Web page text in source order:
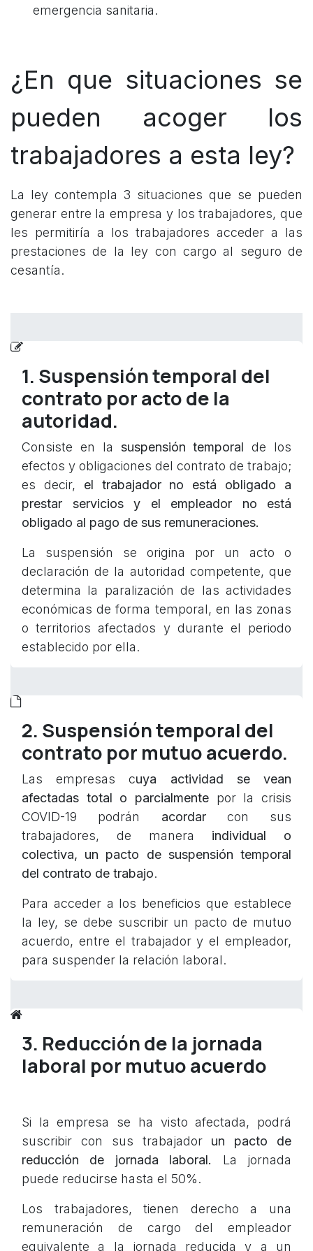
emergencia sanitaria.
¿En que situaciones se
pueden acoger los
trabajadores a esta ley?
La ley contempla 3 situaciones que se pueden
generar entre la empresa y los trabajadores, que
les permitiría a los trabajadores acceder a las
prestaciones de la ley con cargo al seguro de
cesantía.
1. Suspensión temporal del
contrato por acto de la
autoridad.
Consiste en la suspensión temporal de los
efectos y obligaciones del contrato de trabajo;
es decir, el trabajador no está obligado a
prestar servicios y el empleador no está
obligado al pago de sus remuneraciones.
La suspensión se origina por un acto o
declaración de la autoridad competente, que
determina la paralización de las actividades
económicas de forma temporal, en las zonas
o territorios afectados y durante el periodo
establecido por ella.
2. Suspensión temporal del
contrato por mutuo acuerdo.
Las empresas cuya actividad se vean
afectadas total o parcialmente por la crisis
COVID-19 podrán
acordarcon sus
trabajadores, de manera individual o
colectiva, un pacto de suspensión temporal
del contrato de trabajo.
Para acceder a los beneficios que establece
la ley, se debe suscribir un pacto de mutuo
acuerdo, entre el trabajador y el empleador,
para suspender la relación laboral.
3. Reducción de la jornada
laboral por mutuo acuerdo
Si la empresa se ha visto afectada, podrá
suscribir con sus trabajador un pacto de
reducción de jornada laboral.
La jornada
puede reducirse hasta el 50%.
Los trabajadores, tienen derecho a una
remuneración de cargo del empleador
equivalente a la jornada reducida y a un